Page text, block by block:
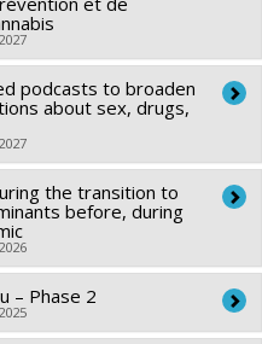
Poulin
,Julie Lane,Élise
,Alexa Martin-Storey ,
,Xavier St-Denis
Erin Barker
de recherches en
Subvention de
de santé publique du
, Marie-Pierre Sylvestre
Cotton
Fonds de recherche du
(AC) Actions
podcasts to broaden
about sex, drugs,
de recherche en
Subvention de
communautaire
the transition to
before, during
Isabelle Archambault,
– Phase 2